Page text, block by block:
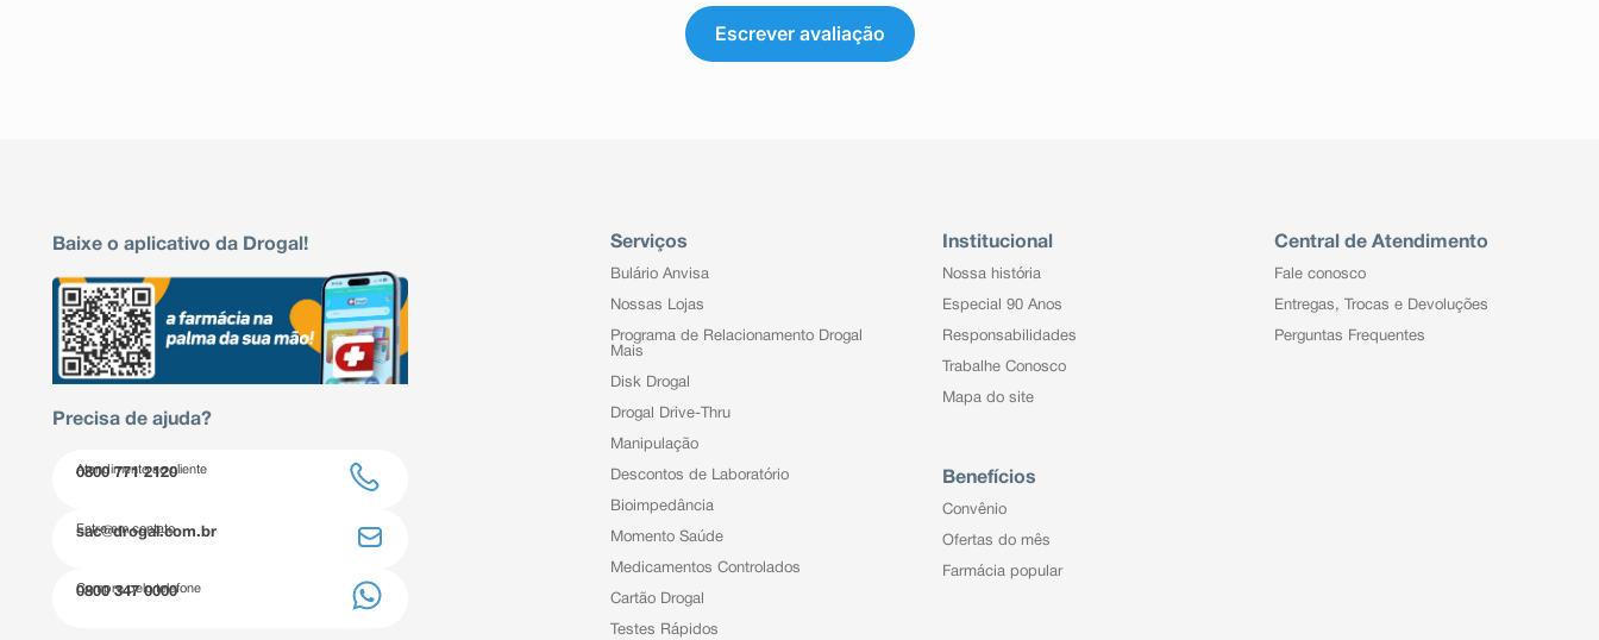
Escrever avaliação
Baixe o aplicativo da Drogal!
Precisa de ajuda?
Atendimento ao cliente
0800 771 2120
Entre em contato
sac@drogal.com.br
Compre pelo telefone
0800 347 0000
Serviços
Bulário Anvisa
Nossas Lojas
Programa de Relacionamento Drogal
Mais
Disk Drogal
Drogal Drive-Thru
Manipulação
Descontos de Laboratório
Bioimpedância
Momento Saúde
Medicamentos Controlados
Cartão Drogal
Testes Rápidos
Institucional
Nossa história
Especial 90 Anos
Responsabilidades
Trabalhe Conosco
Mapa do site
Benefícios
Convênio
Ofertas do mês
Farmácia popular
Central de Atendimento
Fale conosco
Entregas, Trocas e Devoluções
Perguntas Frequentes